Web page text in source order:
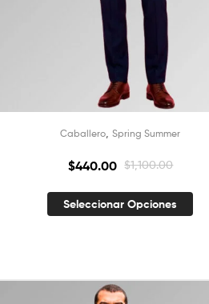
Caballero ,Spring Summer
$1,100.00
$440.00
Seleccionar Opciones